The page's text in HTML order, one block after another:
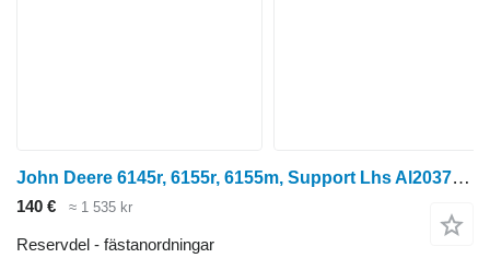
John Deere 6145r, 6155r, 6155m, Support Lhs Al203726 AL203726 till 6145R hjultraktor
140 € ≈ 1 535 kr
Reservdel - fästanordningar